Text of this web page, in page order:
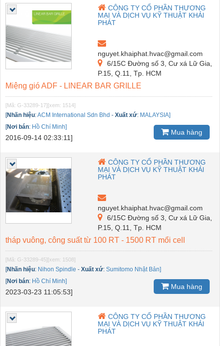
CÔNG TY CỔ PHẦN THƯƠNG
MẠI VÀ DỊCH VỤ KỸ THUẬT KHẢI
PHÁT
nguyet.khaiphat.hvac@gmail.com
6/15C Đường số 3, Cư xá Lữ Gia,
P.15, Q.11, Tp. HCM
Miệng gió ADF - LINEAR BAR GRILLE
[Mã: G-33289-17][xem: 1514]
[Nhãn hiệu:ACM International Sdn Bhd - Xuất xứ: MALAYSIA]
[Nơi bán: Hồ Chí Minh]
2016-09-14 02:33:11]
Mua hàng
CÔNG TY CỔ PHẦN THƯƠNG
MẠI VÀ DỊCH VỤ KỸ THUẬT KHẢI
PHÁT
nguyet.khaiphat.hvac@gmail.com
6/15C Đường số 3, Cư xá Lữ Gia,
P.15, Q.11, Tp. HCM
tháp vuông, công suất từ 100 RT - 1500 RT mổi cell
[Mã: G-33289-45][xem: 1508]
[Nhãn hiệu: Nihon Spindle - Xuất xứ: Sumitomo Nhật Bản]
[Nơi bán: Hồ Chí Minh]
2023-03-23 11:05:53]
Mua hàng
CÔNG TY CỔ PHẦN THƯƠNG
MẠI VÀ DỊCH VỤ KỸ THUẬT KHẢI
PHÁT